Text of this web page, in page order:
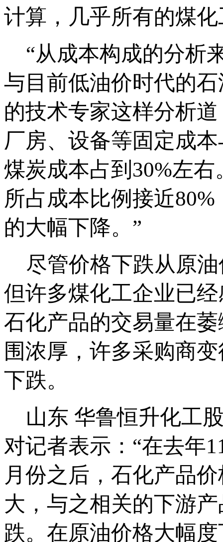
计算，几乎所有的煤
“从成本构成的分析
与目前低油价时代的
的技术专家这样分析
厂房、设备等固定成
煤炭成本占到30%左
所占成本比例接近
的大幅下降。”
尽管价格下跌从原油
但许多煤化工企业已
石化产品的交易量在
围浓厚，许多采购商
下跌。
山东 华鲁恒升化工
对记者表示：“在去年
月份之后，石化产品
大，与之相关的下游
跌。在原油价格大幅